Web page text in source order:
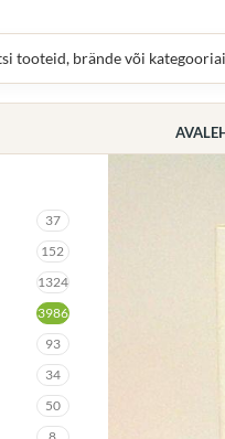
37
152
1324
3986
93
34
50